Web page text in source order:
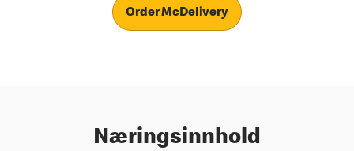
Order McDelivery
Næringsinnhold